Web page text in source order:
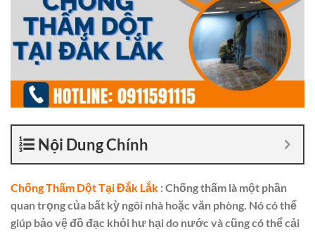
Nội Dung Chính
Chống Thấm Dột Tại Đắk Lắk : Chống thấm là một phần
quan trọng của bất kỳ ngôi nhà hoặc văn phòng. Nó có thể
giúp bảo vệ đồ đạc khỏi hư hại do nước và cũng có thể cải